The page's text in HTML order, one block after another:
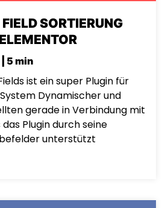
SORTIERUNG
5 min
ist ein super Plugin für
Dynamischer und
gerade in Verbindung mit
Plugin durch seine
unterstützt